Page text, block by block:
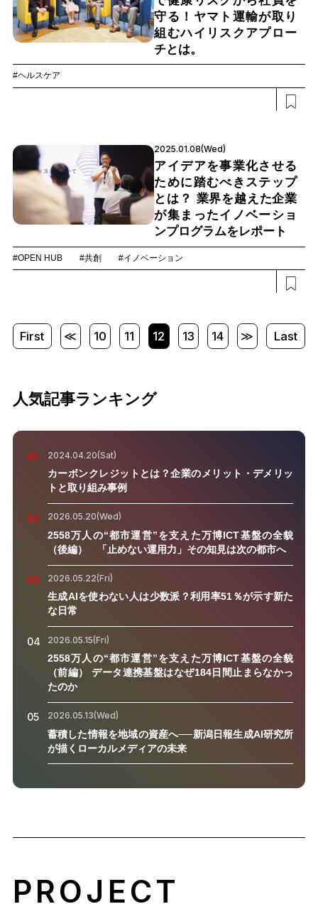
守る！ヤマト運輸が取り
組むハイリスクアプロー
チとは。
#ヘルスケア
2025.01.08(Wed)
アイデアを事業化させる
ために踏むべきステップ
とは？ 業界を越えた企業
が集まったイノベーショ
ンプログラムをレポート
#OPEN HUB #共創 #イノベーション
First ≪ 10 11 12 13 14 ≫ Last
人気記事ランキング
01 2024.04.20(Sat)
カーボンクレジットとは？企業のメリット・デメリッ
トと取り組み事例
02 2026.05.20(Wed)
2558万人の“都市運営”を支えた万博ICT基盤の全貌
（後編） 「止めない運用力」その知見は次の都市へ
03 2026.05.22(Fri)
生成AIを使わない人は少数派？利用率51％が示す新た
な日常
04 2026.05.15(Fri)
2558万人の“都市運営”を支えた万博ICT基盤の全貌
（前編） データ連携基盤はなぜ184日間止まらなかっ
たのか
05 2026.05.13(Wed)
蓄積した情報を地域の資産へ──新潟日報生成AI研究所
が描くローカルメディアの未来
PROJECT